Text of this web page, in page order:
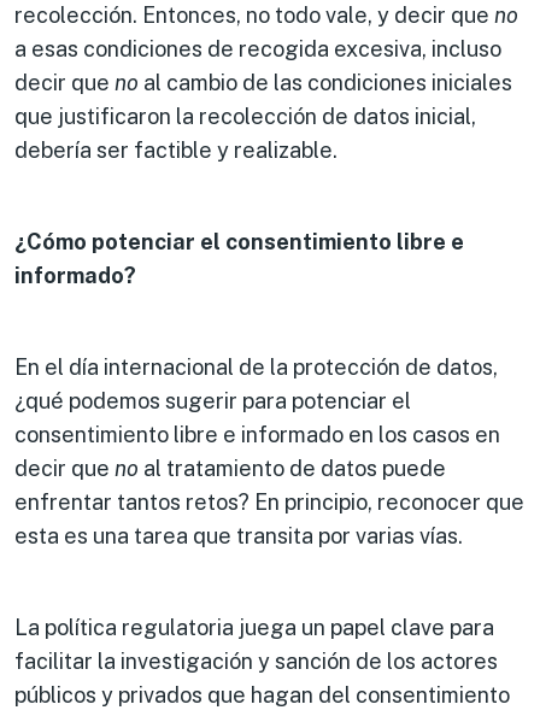
recolección. Entonces, no todo vale, y decir que no
a esas condiciones de recogida excesiva, incluso
decir que no al cambio de las condiciones iniciales
que justificaron la recolección de datos inicial,
debería ser factible y realizable.
¿Cómo potenciar el consentimiento libre e
informado?
En el día internacional de la protección de datos,
¿qué podemos sugerir para potenciar el
consentimiento libre e informado en los casos en
decir que no al tratamiento de datos puede
enfrentar tantos retos? En principio, reconocer que
esta es una tarea que transita por varias vías.
La política regulatoria juega un papel clave para
facilitar la investigación y sanción de los actores
públicos y privados que hagan del consentimiento